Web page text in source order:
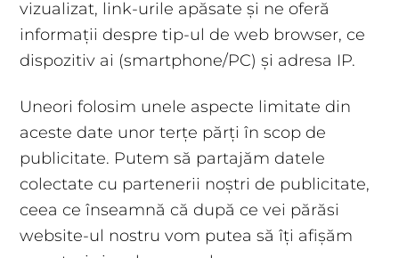
vizualizat, link-urile apăsate și ne oferă
informații despre tip-ul de web browser, ce
dispozitiv ai (smartphone/PC) și adresa IP.
Uneori folosim unele aspecte limitate din
aceste date unor terțe părți în scop de
publicitate. Putem să partajăm datele
colectate cu partenerii noștri de publicitate,
ceea ce înseamnă că după ce vei părăsi
website-ul nostru vom putea să îți afișăm